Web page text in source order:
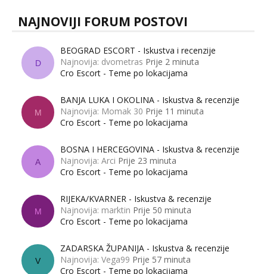
NAJNOVIJI FORUM POSTOVI
D
BEOGRAD ESCORT - Iskustva i recenzije
Najnovija: dvometras Prije 2 minuta
Cro Escort - Teme po lokacijama
M
BANJA LUKA I OKOLINA - Iskustva & recenzije
Najnovija: Momak 30 Prije 11 minuta
Cro Escort - Teme po lokacijama
A
BOSNA I HERCEGOVINA - Iskustva & recenzije
Najnovija: Arci Prije 23 minuta
Cro Escort - Teme po lokacijama
M
RIJEKA/KVARNER - Iskustva & recenzije
Najnovija: marktin Prije 50 minuta
Cro Escort - Teme po lokacijama
V
ZADARSKA ŽUPANIJA - Iskustva & recenzije
Najnovija: Vega99 Prije 57 minuta
Cro Escort - Teme po lokacijama